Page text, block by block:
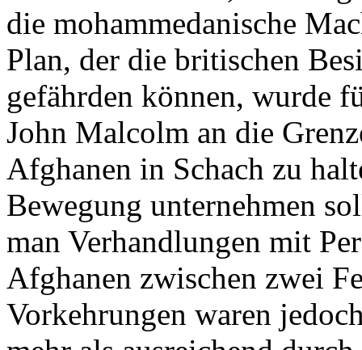
die mohammedanische
Plan, der die britischen
gefährden können, wurde
John Malcolm an die
Afghanen in Schach zu
Bewegung unternehmen
man Verhandlungen mit
Afghanen zwischen zwei
Vorkehrungen waren